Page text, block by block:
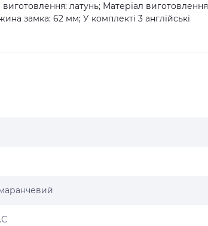
латунь; Матеріал виготовлення
замка: 62 мм; У комплекті 3 англійські